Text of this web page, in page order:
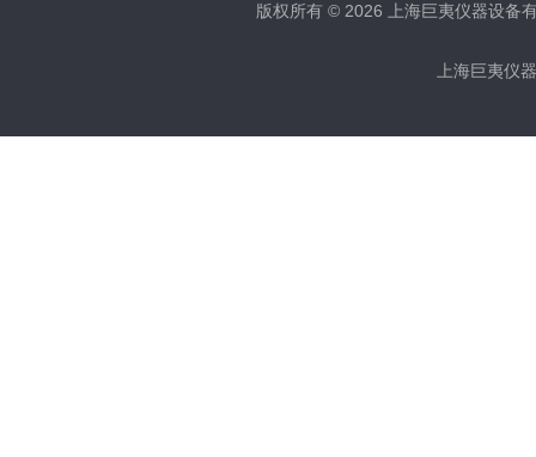
版权所有 © 2026 上海巨夷仪器设
上海巨夷仪